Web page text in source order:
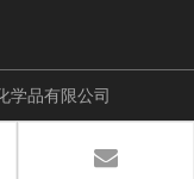
学品有限公司